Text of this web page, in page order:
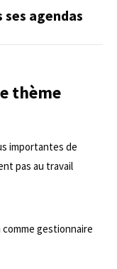
agendas
thème
importantes de
pas au travail
gestionnaire